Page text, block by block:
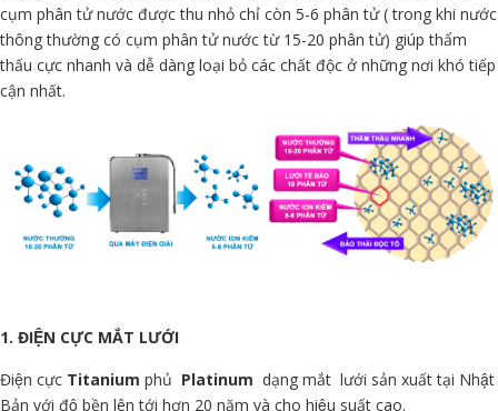
cụm phân tử nước được thu nhỏ chỉ còn 5-6 phân tử ( trong khi nước
thông thường có cụm phân tử nước từ 15-20 phân tử) giúp thẩm
thấu cực nhanh và dễ dàng loại bỏ các chất độc ở những nơi khó tiếp
cận nhất.
1. ĐIỆN CỰC MẮT LƯỚI
Điện cực Titanium phủ Platinum dạng mắt lưới sản xuất tại Nhật
Bản với độ bền lên tới hơn 20 năm và cho hiệu suất cao.